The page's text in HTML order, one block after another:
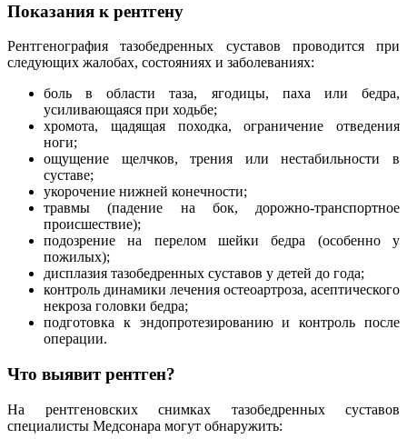
Показания к рентгену
Рентгенография тазобедренных суставов проводится при
следующих жалобах, состояниях и заболеваниях:
боль в области таза, ягодицы, паха или бедра,
усиливающаяся при ходьбе;
хромота, щадящая походка, ограничение отведения
ноги;
ощущение щелчков, трения или нестабильности в
суставе;
укорочение нижней конечности;
травмы (падение на бок, дорожно-транспортное
происшествие);
подозрение на перелом шейки бедра (особенно у
пожилых);
дисплазия тазобедренных суставов у детей до года;
контроль динамики лечения остеоартроза, асептического
некроза головки бедра;
подготовка к эндопротезированию и контроль после
операции.
Что выявит рентген?
На рентгеновских снимках тазобедренных суставов
специалисты Медсонара могут обнаружить: